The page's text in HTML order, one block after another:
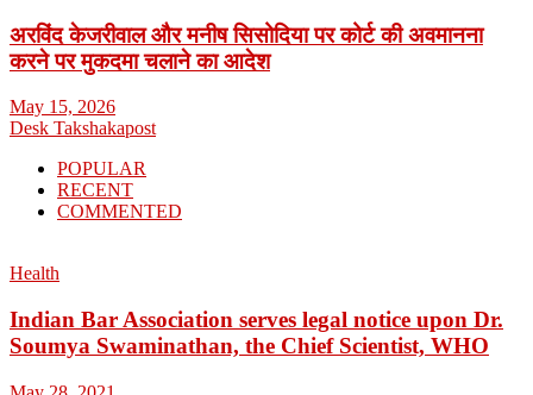
अरविंद केजरीवाल और मनीष सिसोदिया पर कोर्ट की अवमानना
करने पर मुकदमा चलाने का आदेश
May 15, 2026
Desk Takshakapost
POPULAR
RECENT
COMMENTED
Health
Indian Bar Association serves legal notice upon Dr.
Soumya Swaminathan, the Chief Scientist, WHO